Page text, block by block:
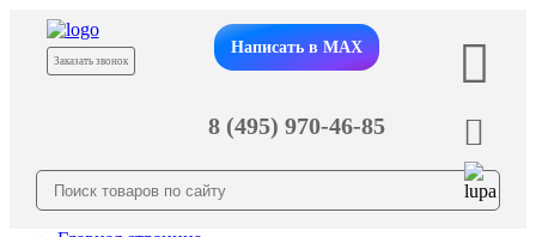
Заказать звонок
Написать в MAX
8 (495) 970-46-85